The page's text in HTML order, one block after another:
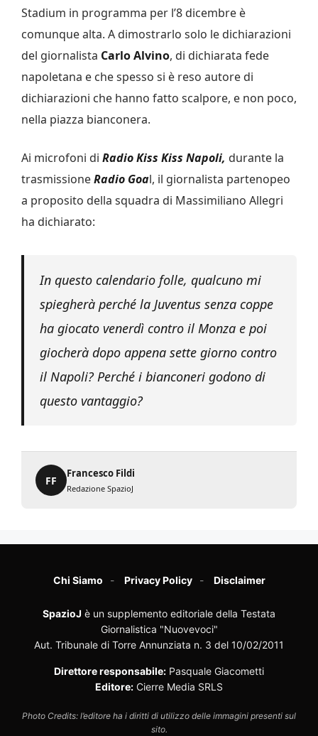
Stadium in programma per l’8 dicembre è
comunque alta. A dimostrarlo solo le dichiarazioni
del giornalista Carlo Alvino, di dichiarata fede
napoletana e che spesso si è reso autore di
dichiarazioni che hanno fatto scalpore, e non poco,
nella piazza bianconera.
Ai microfoni di Radio Kiss Kiss Napoli, durante la
trasmissioneRadio Goal, il giornalista partenopeo
a proposito della squadra di Massimiliano Allegri
ha dichiarato:
In questo calendario folle, qualcuno mi
spiegherà perché la Juventus senza coppe
ha giocato venerdì contro il Monza e poi
giocherà dopo appena sette giorno contro
il Napoli? Perché i bianconeri godono di
questo vantaggio?
FF
Francesco Fildi
Redazione SpazioJ
Chi Siamo Privacy Policy Disclaimer
SpazioJ è un supplemento editoriale della Testata
Giornalistica "Nuovevoci"
Aut. Tribunale di Torre Annunziata n. 3 del 10/02/2011
Direttore responsabile: Pasquale Giacometti
Editore: Cierre Media SRLS
Photo Credits: l’editore ha i diritti di utilizzo delle immagini presenti sul
sito.